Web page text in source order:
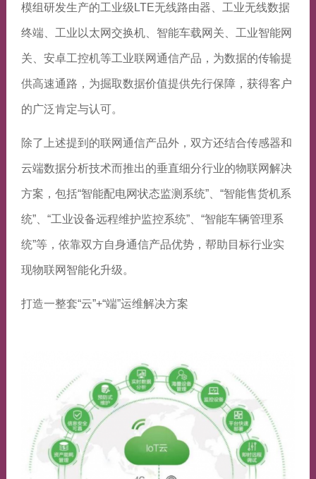
模组研发生产的工业级LTE无线路由器、工业无线数据
终端、工业以太网交换机、智能车载网关、工业智能网
关、安卓工控机等工业联网通信产品，为数据的传输提
供高速通路，为掘取数据价值提供先行保障，获得客户
的广泛肯定与认可。
除了上述提到的联网通信产品外，双方还结合传感器和
云端数据分析技术而推出的垂直细分行业的物联网解决
方案，包括“智能配电网状态监测系统”、“智能售货机系
统”、“工业设备远程维护监控系统”、“智能车辆管理系
统”等，依靠双方自身通信产品优势，帮助目标行业实
现物联网智能化升级。
打造一整套“云”+“端”运维解决方案